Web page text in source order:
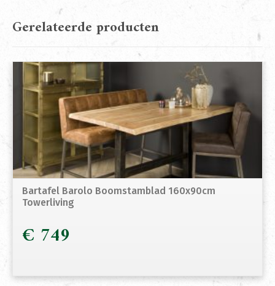
Gerelateerde producten
Bartafel Barolo Boomstamblad 160x90cm
Towerliving
€ 749